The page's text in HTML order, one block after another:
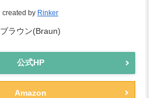
created by Rinker
ブラウン(Braun)
公式HP
Amazon